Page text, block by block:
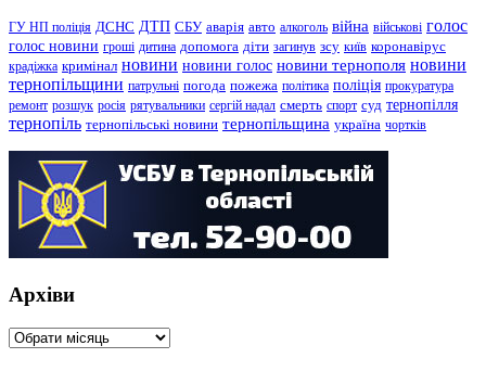
ГУ НП поліція ДСНС ДТП СБУ аварія авто алкоголь війна військові голос
голос новини гроші дитина допомога діти загинув зсу київ коронавірус
крадіжка кримінал новини новини голос новини тернополя новини
тернопільщини патрульні погода пожежа політика поліція прокуратура
ремонт розшук росія рятувальники сергій надал смерть спорт суд тернопілля
тернопіль тернопільські новини тернопільщина україна чортків
Архіви
Архіви